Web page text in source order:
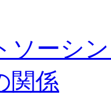
ソーシ
関係